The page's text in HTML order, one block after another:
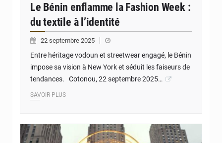
Le Bénin enflamme la Fashion Week :
du textile à l’identité
22 septembre 2025
Entre héritage vodoun et streetwear engagé, le Bénin
impose sa vision à New York et séduit les faiseurs de
tendances. Cotonou, 22 septembre 2025…
SAVOIR PLUS